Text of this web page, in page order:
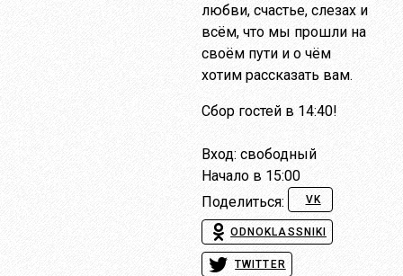
любви, счастье, слезах и
всём, что мы прошли на
своём пути и о чём
хотим рассказать вам.
Сбор гостей в 14:40!
Вход: свободный
Начало в 15:00
Поделиться:
VK
ODNOKLASSNIKI
TWITTER